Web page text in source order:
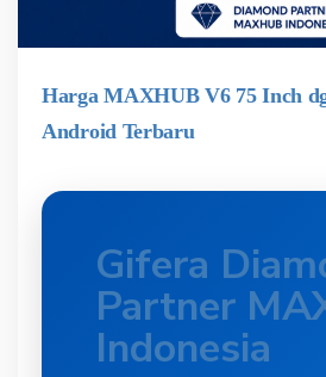
Harga MAXHUB V6 75 Inch
Android Terbaru
Gifera
Partner
Indonesia